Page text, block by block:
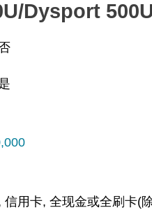
Dysport
用卡, 全现金或全刷卡(